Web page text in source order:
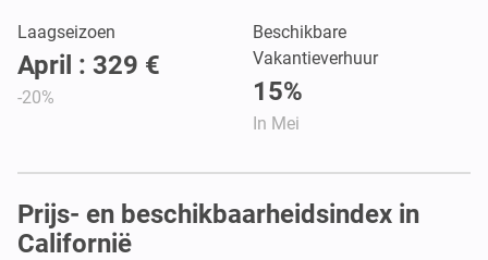
Laagseizoen
April : 329 €
-20%
Beschikbare
Vakantieverhuur
15%
In Mei
Prijs- en beschikbaarheidsindex in
Californië